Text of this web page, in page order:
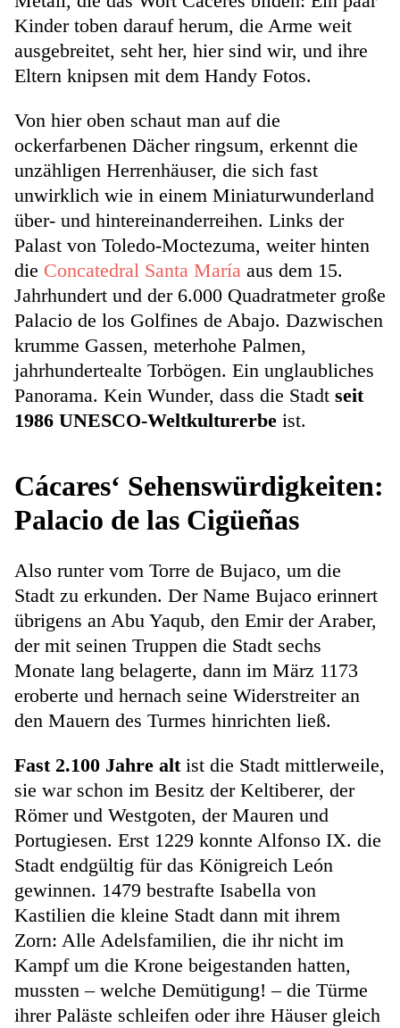
Kinder toben darauf herum, die Arme weit
ausgebreitet, seht her, hier sind wir, und ihre
Eltern knipsen mit dem Handy Fotos.
Von hier oben schaut man auf die
ockerfarbenen Dächer ringsum, erkennt die
unzähligen Herrenhäuser, die sich fast
unwirklich wie in einem Miniaturwunderland
über- und hintereinanderreihen. Links der
Palast von Toledo-Moctezuma, weiter hinten
die Concatedral Santa María aus dem 15.
Jahrhundert und der 6.000 Quadratmeter große
Palacio de los Golfines de Abajo. Dazwischen
krumme Gassen, meterhohe Palmen,
jahrhundertealte Torbögen. Ein unglaubliches
Panorama. Kein Wunder, dass die Stadt seit
1986 UNESCO-Weltkulturerbe ist.
Cácares‘ Sehenswürdigkeiten:
Palacio de las Cigüeñas
Also runter vom Torre de Bujaco, um die
Stadt zu erkunden. Der Name Bujaco erinnert
übrigens an Abu Yaqub, den Emir der Araber,
der mit seinen Truppen die Stadt sechs
Monate lang belagerte, dann im März 1173
eroberte und hernach seine Widerstreiter an
den Mauern des Turmes hinrichten ließ.
Fast 2.100 Jahre alt ist die Stadt mittlerweile,
sie war schon im Besitz der Keltiberer, der
Römer und Westgoten, der Mauren und
Portugiesen. Erst 1229 konnte Alfonso IX. die
Stadt endgültig für das Königreich León
gewinnen. 1479 bestrafte Isabella von
Kastilien die kleine Stadt dann mit ihrem
Zorn: Alle Adelsfamilien, die ihr nicht im
Kampf um die Krone beigestanden hatten,
mussten – welche Demütigung! – die Türme
ihrer Paläste schleifen oder ihre Häuser gleich